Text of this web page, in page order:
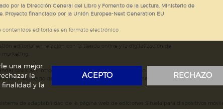
por la Dirección General del Libro y Fomento de la Lectura, Ministerio de
Proyecto financiado por la Unión Europea-Next Generation EU
contenidos editoriales en formato electrónico
ONIX 3.0; introducción del estándar ISNI; mejora del posicionamiento en Google;
y depurado de código HTML.Actividad subvencionada por el Ministerio de
una mejor
la
finalidad y la
ACEPTO RECHAZO